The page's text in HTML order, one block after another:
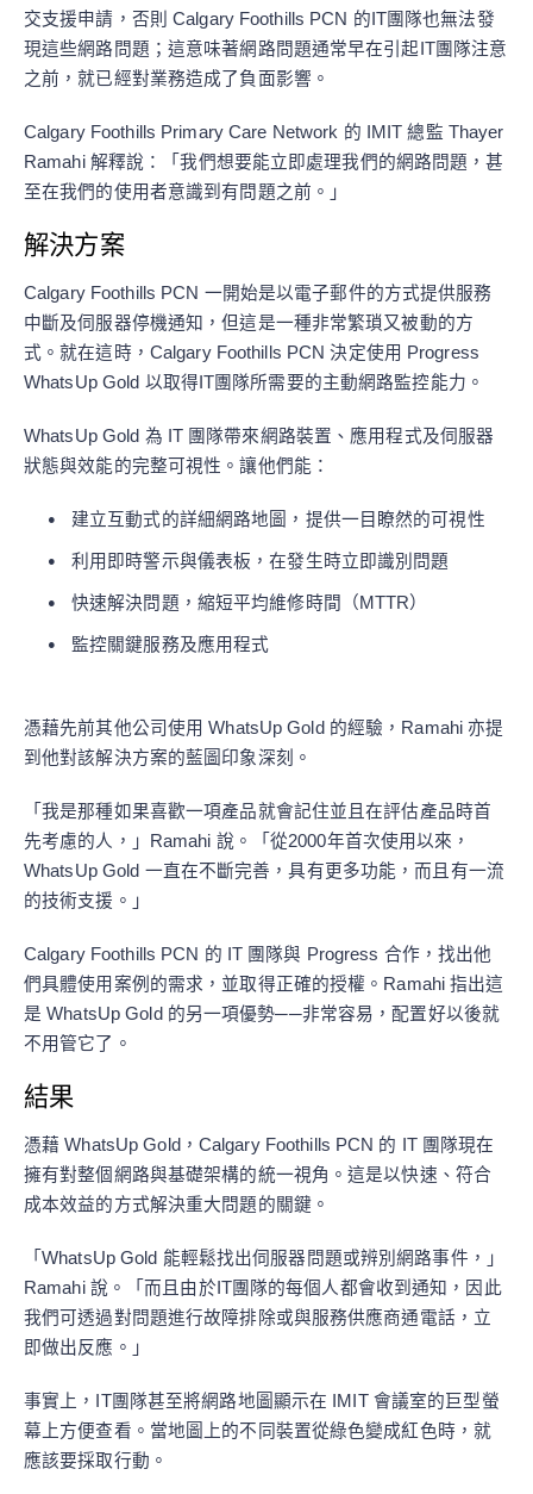
交支援申請，否則 Calgary Foothills PCN 的IT團隊也無法發
現這些網路問題；這意味著網路問題通常早在引起IT團隊注意
之前，就已經對業務造成了負面影響。
Calgary Foothills Primary Care Network 的 IMIT 總監 Thayer
Ramahi 解釋說：「我們想要能立即處理我們的網路問題，甚
至在我們的使用者意識到有問題之前。」
解決方案
Calgary Foothills PCN 一開始是以電子郵件的方式提供服務
中斷及伺服器停機通知，但這是一種非常繁瑣又被動的方
式。就在這時，Calgary Foothills PCN 決定使用 Progress
WhatsUp Gold 以取得IT團隊所需要的主動網路監控能力。
WhatsUp Gold 為 IT 團隊帶來網路裝置、應用程式及伺服器
狀態與效能的完整可視性。讓他們能：
建立互動式的詳細網路地圖，提供一目瞭然的可視性
利用即時警示與儀表板，在發生時立即識別問題
快速解決問題，縮短平均維修時間（MTTR）
監控關鍵服務及應用程式
憑藉先前其他公司使用 WhatsUp Gold 的經驗，Ramahi 亦提
到他對該解決方案的藍圖印象深刻。
「我是那種如果喜歡一項產品就會記住並且在評估產品時首
先考慮的人，」Ramahi 說。「從2000年首次使用以來，
WhatsUp Gold 一直在不斷完善，具有更多功能，而且有一流
的技術支援。」
Calgary Foothills PCN 的 IT 團隊與 Progress 合作，找出他
們具體使用案例的需求，並取得正確的授權。Ramahi 指出這
是 WhatsUp Gold 的另一項優勢──非常容易，配置好以後就
不用管它了。
結果
憑藉 WhatsUp Gold，Calgary Foothills PCN 的 IT 團隊現在
擁有對整個網路與基礎架構的統一視角。這是以快速、符合
成本效益的方式解決重大問題的關鍵。
「WhatsUp Gold 能輕鬆找出伺服器問題或辨別網路事件，」
Ramahi 說。「而且由於IT團隊的每個人都會收到通知，因此
我們可透過對問題進行故障排除或與服務供應商通電話，立
即做出反應。」
事實上，IT團隊甚至將網路地圖顯示在 IMIT 會議室的巨型螢
幕上方便查看。當地圖上的不同裝置從綠色變成紅色時，就
應該要採取行動。